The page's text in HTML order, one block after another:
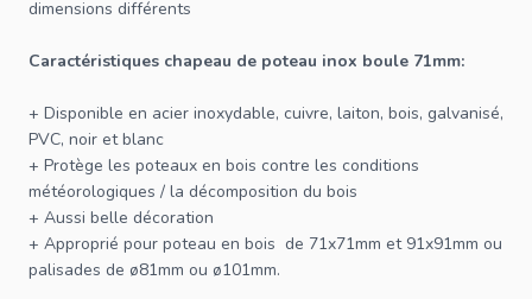
dimensions différents
Caractéristiques chapeau de poteau inox boule 71mm:
+ Disponible en acier inoxydable, cuivre, laiton, bois, galvanisé,
PVC, noir et blanc
+ Protège les poteaux en bois contre les conditions
météorologiques / la décomposition du bois
+ Aussi belle décoration
+ Approprié pour poteau en bois de 71x71mm et 91x91mm ou
palisades de ø81mm ou ø101mm.